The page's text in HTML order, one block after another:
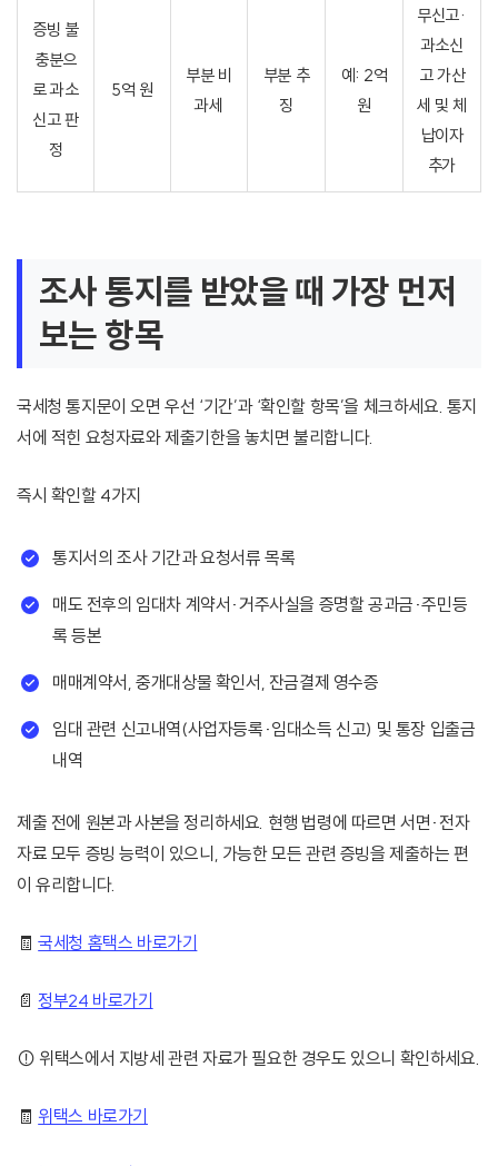
증빙 불
충분으
로 과소
신고 판
정
5억 원
부분 비
과세
부분 추
징
예: 2억
원
무신고·
과소신
고 가산
세 및 체
납이자
추가
조사 통지를 받았을 때 가장 먼저
보는 항목
국세청 통지문이 오면 우선 ‘기간’과 ‘확인할 항목’을 체크하세요. 통지
서에 적힌 요청자료와 제출기한을 놓치면 불리합니다.
즉시 확인할 4가지
통지서의 조사 기간과 요청서류 목록
매도 전후의 임대차 계약서·거주사실을 증명할 공과금·주민등
록 등본
매매계약서, 중개대상물 확인서, 잔금결제 영수증
임대 관련 신고내역(사업자등록·임대소득 신고) 및 통장 입출금
내역
제출 전에 원본과 사본을 정리하세요. 현행 법령에 따르면 서면·전자
자료 모두 증빙 능력이 있으니, 가능한 모든 관련 증빙을 제출하는 편
이 유리합니다.
🧾국세청 홈택스 바로가기
📄정부24 바로가기
⚠️ 위택스에서 지방세 관련 자료가 필요한 경우도 있으니 확인하세요.
🧾 위택스 바로가기